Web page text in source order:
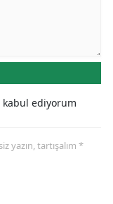
ediyorum
yazın, tartışalım *